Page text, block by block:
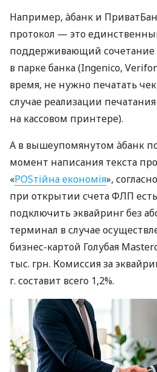
Например, àбанк и
протокол — это
поддерживающий сочетание
в парке банка (Ingenico,
время, не нужно печатать
случае реализации
на кассовом принтере).
А в вышеупомянутом àбанк
момент написания текста
«POSтійна економія»,
при открытии счета ФЛП
подключить эквайринг без
терминал в случае
бизнес-картой Голубая
тыс. грн. Комиссия за
г. составит всего 1,2%.